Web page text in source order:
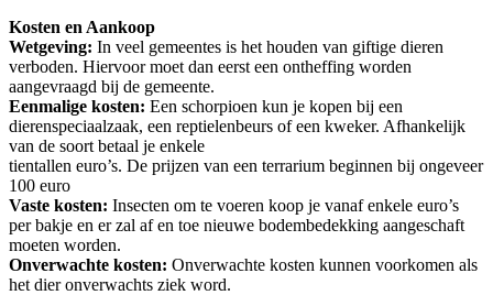
Kosten en Aankoop
Wetgeving: In veel gemeentes is het houden van giftige dieren
verboden. Hiervoor moet dan eerst een ontheffing worden
aangevraagd bij de gemeente.
Eenmalige kosten: Een schorpioen kun je kopen bij een
dierenspeciaalzaak, een reptielenbeurs of een kweker. Afhankelijk
van de soort betaal je enkele
tientallen euro’s. De prijzen van een terrarium beginnen bij ongeveer
100 euro
Vaste kosten: Insecten om te voeren koop je vanaf enkele euro’s
per bakje en er zal af en toe nieuwe bodembedekking aangeschaft
moeten worden.
Onverwachte kosten: Onverwachte kosten kunnen voorkomen als
het dier onverwachts ziek word.